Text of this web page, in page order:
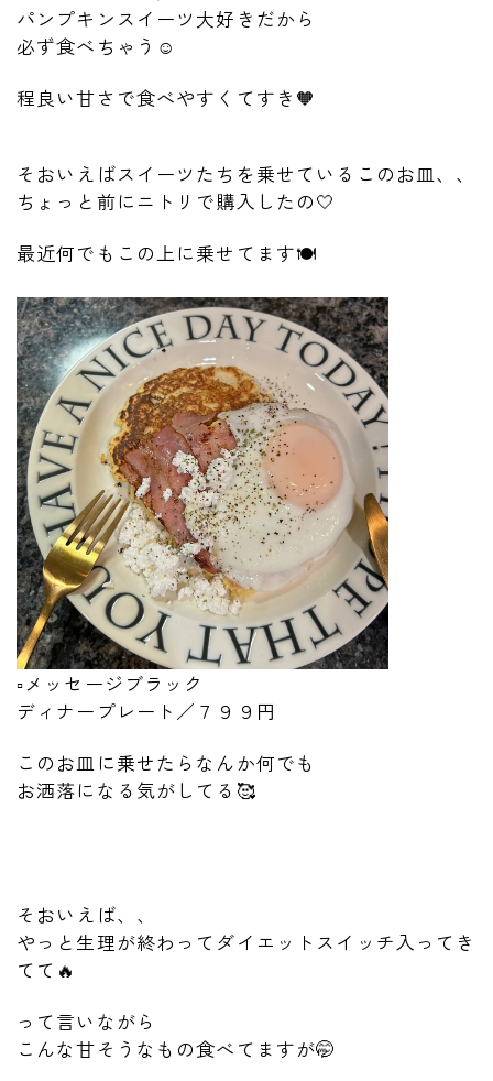
パンプキンスイーツ大好きだから
必ず食べちゃう☺️
程良い甘さで食べやすくてすき🧡
そおいえばスイーツたちを乗せているこのお皿、、
ちょっと前にニトリで購入したの🤍
最近何でもこの上に乗せてます🍽️
▫️メッセージブラック
ディナープレート／７９９円
このお皿に乗せたらなんか何でも
お洒落になる気がしてる🥰
そおいえば、、
やっと生理が終わってダイエットスイッチ入ってき
てて🔥
って言いながら
こんな甘そうなもの食べてますが🤭